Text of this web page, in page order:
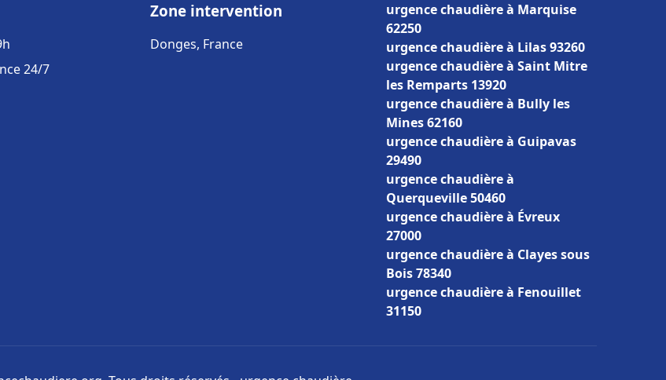
24/7
Zone intervention
Donges, France
urgence chaudière à Marquise
62250
urgence chaudière à Lilas 93260
urgence chaudière à Saint Mitre
les Remparts 13920
urgence chaudière à Bully les
Mines 62160
urgence chaudière à Guipavas
29490
urgence chaudière à
Querqueville 50460
urgence chaudière à Évreux
27000
urgence chaudière à Clayes sous
Bois 78340
urgence chaudière à Fenouillet
31150